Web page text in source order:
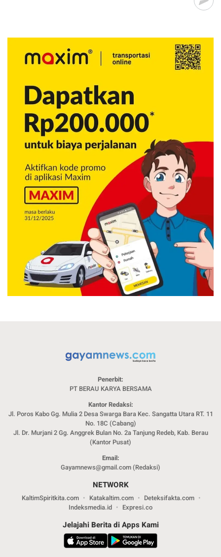
Penerbit:
PT BERAU KARYA BERSAMA
Kantor Redaksi:
Jl. Poros Kabo Gg. Mulia 2 Desa Swarga Bara Kec. Sangatta Utara RT. 11
No. 18C (Cabang)
Jl. Dr. Murjani 2 Gg. Anggrek Bulan No. 2a Tanjung Redeb, Kab. Berau
(Kantor Pusat)
Email:
Gayamnews@gmail.com (Redaksi)
NETWORK
KaltimSpiritkita.com Katakaltim.com
Deteksifakta.com
Indeksmedia.id
Expresi.co
Jelajahi Berita di Apps Kami